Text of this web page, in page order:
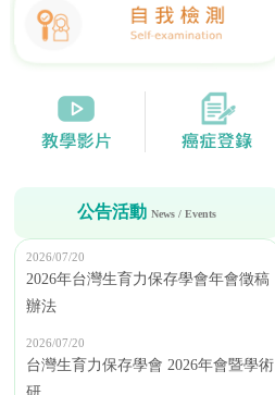
公告活動 News / Events
2026/07/20
2026年台灣生育力保存學會年會徵稿
辦法
2026/07/20
台灣生育力保存學會 2026年會暨學術